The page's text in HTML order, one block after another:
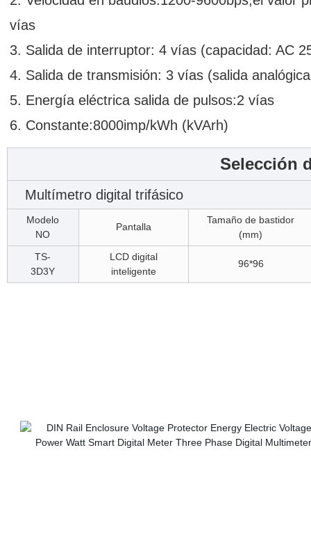
vías
3. Salida de interruptor: 4 vías (capacidad: AC
4. Salida de transmisión: 3 vías (salida
5. Energía eléctrica salida de pulsos:2 vías
6. Constante:8000imp/kWh (kVArh)
Selección
Multímetro digital trifásico
Modelo
NO
Pantalla
Tamaño de bastidor
(mm)
TS-
3D3Y
LCD digital
inteligente
96*96